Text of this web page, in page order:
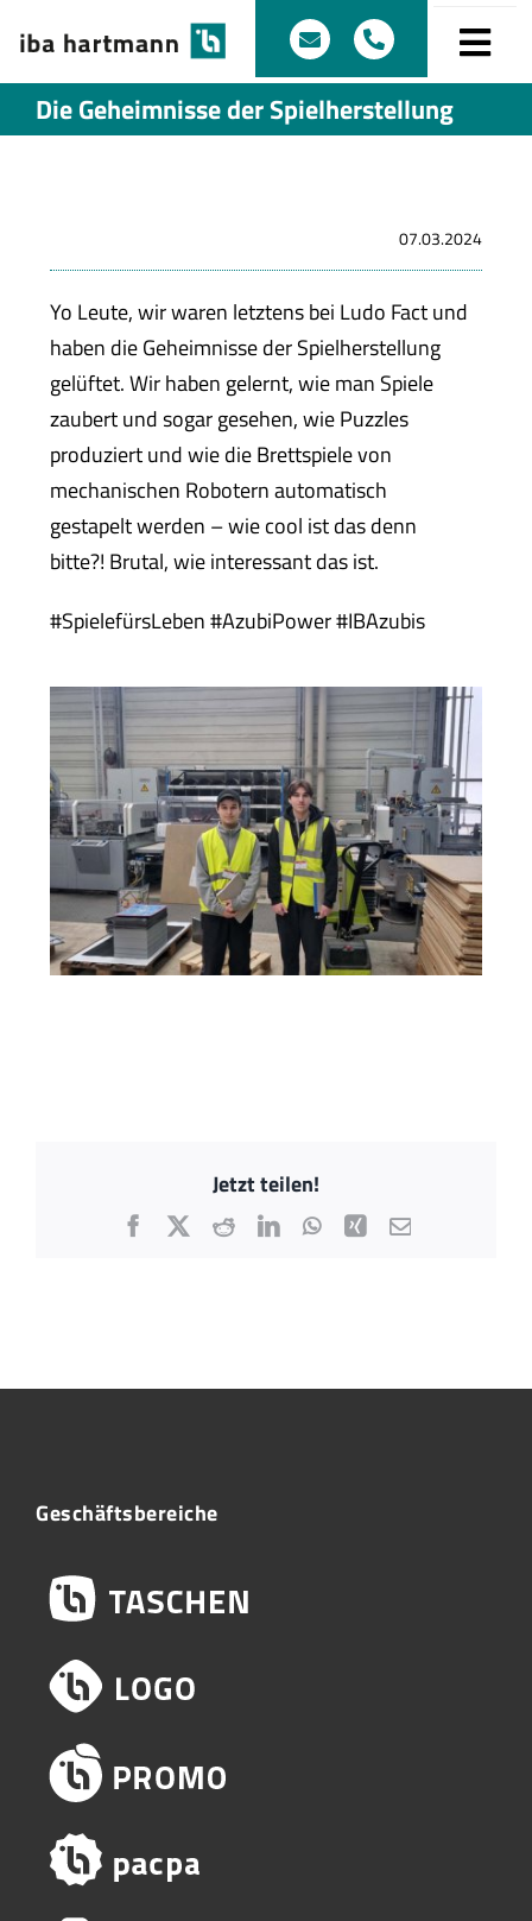
Inhalt
springen
info@iba-+49 (0)821
Jobs
Die Geheimnisse der Spielherstellung
07.03.2024
Yo Leute, wir waren letztens bei Ludo Fact und
haben die Geheimnisse der Spielherstellung
gelüftet. Wir haben gelernt, wie man Spiele
zaubert und sogar gesehen, wie Puzzles
produziert und wie die Brettspiele von
mechanischen Robotern automatisch
gestapelt werden – wie cool ist das denn
bitte?! Brutal, wie interessant das ist.
#SpielefürsLeben #AzubiPower #IBAzubis
Jetzt teilen!
FacebookRedditLinkedInWhatsApp
XingE-
Geschäftsbereiche